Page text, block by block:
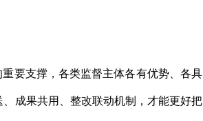
要支撑，各类监督主体各有优势、各具
成果共用、整改联动机制，才能更好把